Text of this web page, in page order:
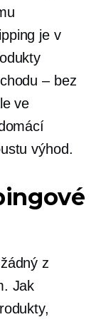
je v
– bez
ve
výhod.
z
Jak